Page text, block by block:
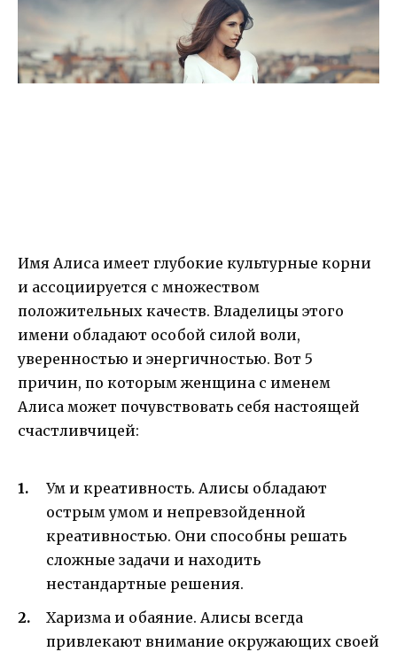
Имя Алиса имеет глубокие культурные корни
и ассоциируется с множеством
положительных качеств. Владелицы этого
имени обладают особой силой воли,
уверенностью и энергичностью. Вот 5
причин, по которым женщина с именем
Алиса может почувствовать себя настоящей
счастливчицей:
Ум и креативность. Алисы обладают
острым умом и непревзойденной
креативностью. Они способны решать
сложные задачи и находить
нестандартные решения.
Харизма и обаяние. Алисы всегда
привлекают внимание окружающих своей